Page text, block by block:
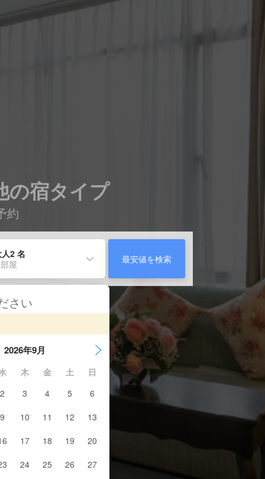
の宿タイプ
約
2 名
屋
最安値を検索
さい
2026年9月
木 金 土
日
2
3 4 5
6
9
10 11 12
13
17 18 19
20
24 25 26 27